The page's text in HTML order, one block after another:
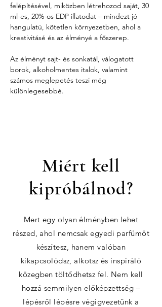
felépítésével, miközben létrehozod saját, 30
ml-es, 20%-os EDP illatodat – mindezt jó
hangulatú, kötetlen környezetben, ahol a
kreativitásé és az élményé a főszerep.
Az élményt sajt- és sonkatál, válogatott
borok, alkoholmentes italok, valamint
számos meglepetés teszi még
különlegesebbé.
Miért kell
kipróbálnod?
Mert egy olyan élményben lehet
részed, ahol nemcsak egyedi parfümöt
készítesz, hanem valóban
kikapcsolódsz, alkotsz és inspiráló
közegben töltődhetsz fel. Nem kell
hozzá semmilyen előképzettség –
lépésről lépésre végigvezetünk a